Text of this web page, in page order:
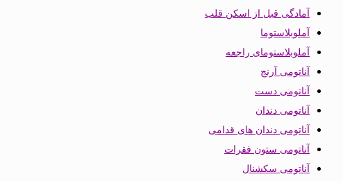
آمادگی قبل از اسکن قلب
آملوبلاستوما
آملوبلاستومای راجعه
آناتومی آرنج
آناتومی دست
آناتومی دندان
آناتومی دندان های قدامی
آناتومی ستون فقرات
آناتومی سکشنال